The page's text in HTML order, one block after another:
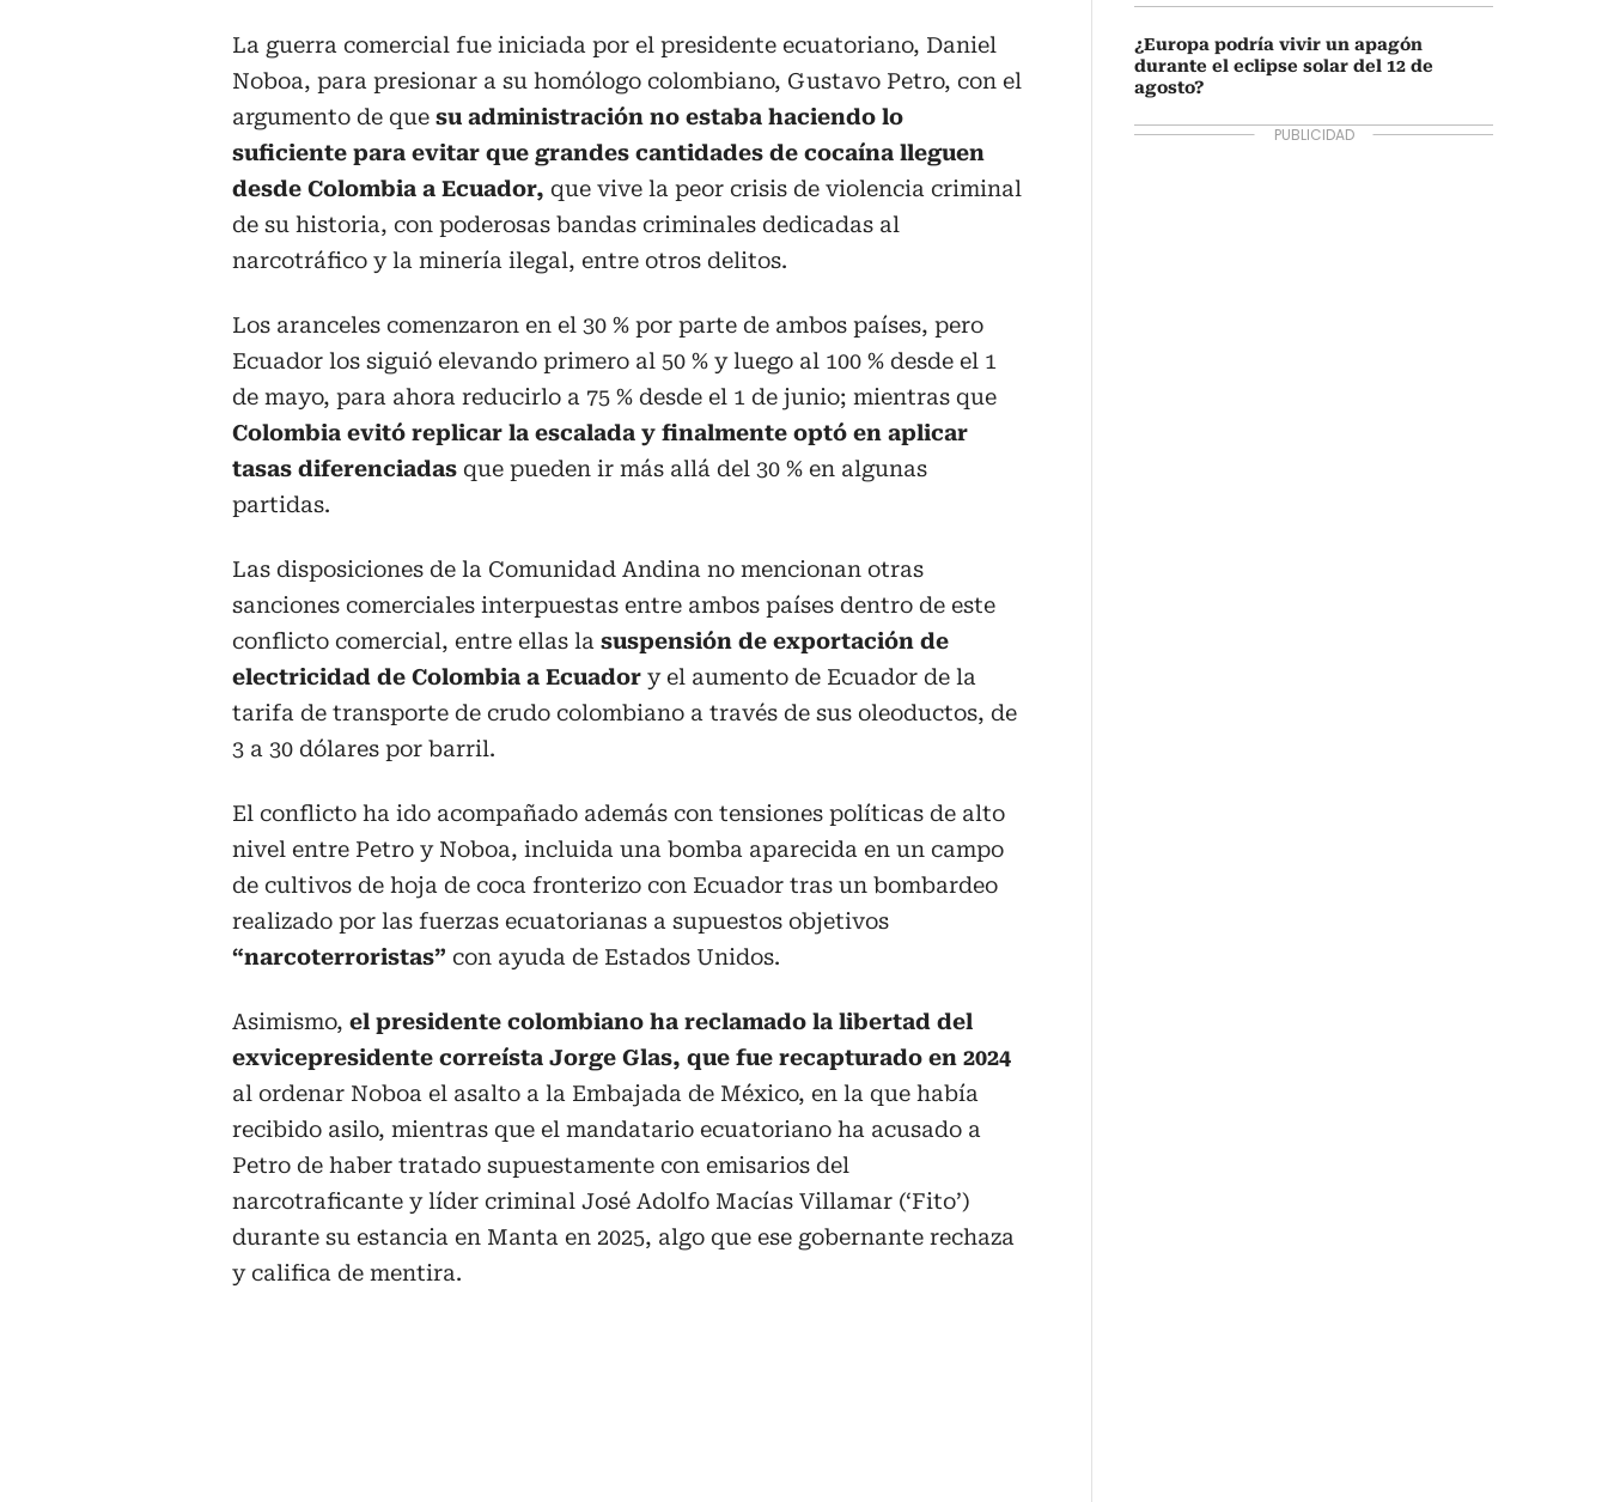
La guerra comercial fue iniciada por el presidente ecuatoriano, Daniel
Noboa, para presionar a su homólogo colombiano, Gustavo Petro, con el
argumento de que su administración no estaba haciendo lo
suficiente para evitar que grandes cantidades de cocaína lleguen
desde Colombia a Ecuador, que vive la peor crisis de violencia criminal
de su historia, con poderosas bandas criminales dedicadas al
narcotráfico y la minería ilegal, entre otros delitos.
Los aranceles comenzaron en el 30 % por parte de ambos países, pero
Ecuador los siguió elevando primero al 50 % y luego al 100 % desde el 1
de mayo, para ahora reducirlo a 75 % desde el 1 de junio; mientras que
Colombia evitó replicar la escalada y finalmente optó en aplicar
tasas diferenciadas que pueden ir más allá del 30 % en algunas
partidas.
Las disposiciones de la Comunidad Andina no mencionan otras
sanciones comerciales interpuestas entre ambos países dentro de este
conflicto comercial, entre ellas la suspensión de exportación de
electricidad de Colombia a Ecuador y el aumento de Ecuador de la
tarifa de transporte de crudo colombiano a través de sus oleoductos, de
3 a 30 dólares por barril.
El conflicto ha ido acompañado además con tensiones políticas de alto
nivel entre Petro y Noboa, incluida una bomba aparecida en un campo
de cultivos de hoja de coca fronterizo con Ecuador tras un bombardeo
realizado por las fuerzas ecuatorianas a supuestos objetivos
“narcoterroristas” con ayuda de Estados Unidos.
Asimismo, el presidente colombiano ha reclamado la libertad del
exvicepresidente correísta Jorge Glas, que fue recapturado en 2024
al ordenar Noboa el asalto a la Embajada de México, en la que había
recibido asilo, mientras que el mandatario ecuatoriano ha acusado a
Petro de haber tratado supuestamente con emisarios del
narcotraficante y líder criminal José Adolfo Macías Villamar (‘Fito’)
durante su estancia en Manta en 2025, algo que ese gobernante rechaza
y califica de mentira.
¿Europa podría vivir un apagón
durante el eclipse solar del 12 de
agosto?